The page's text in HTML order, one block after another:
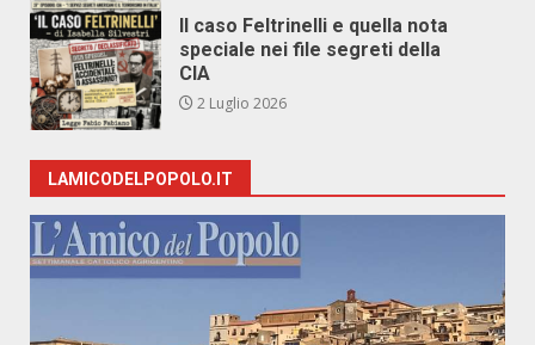
Il caso Feltrinelli e quella nota
speciale nei file segreti della
CIA
2 Luglio 2026
LAMICODELPOPOLO.IT